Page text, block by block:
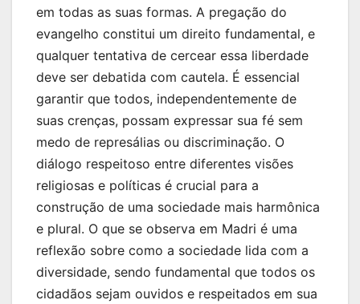
em todas as suas formas. A pregação do
evangelho constitui um direito fundamental, e
qualquer tentativa de cercear essa liberdade
deve ser debatida com cautela. É essencial
garantir que todos, independentemente de
suas crenças, possam expressar sua fé sem
medo de represálias ou discriminação. O
diálogo respeitoso entre diferentes visões
religiosas e políticas é crucial para a
construção de uma sociedade mais harmônica
e plural. O que se observa em Madri é uma
reflexão sobre como a sociedade lida com a
diversidade, sendo fundamental que todos os
cidadãos sejam ouvidos e respeitados em sua